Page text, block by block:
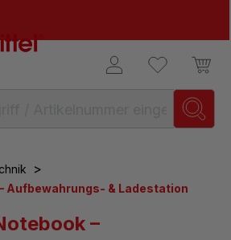
>
Aufbewahrungs- & Ladestation
–